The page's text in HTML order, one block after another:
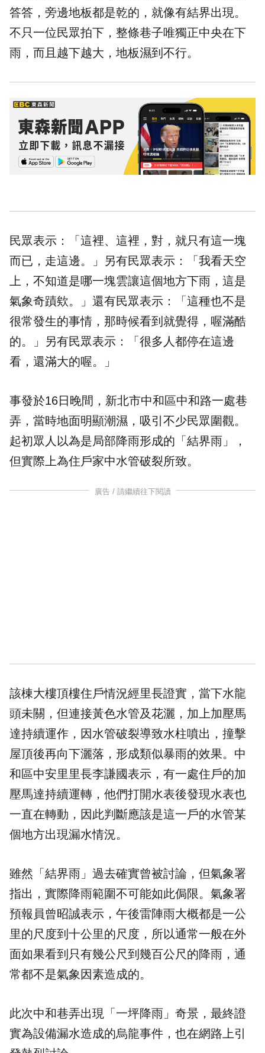
答答，旁邊地板都是乾的，就像有結界出現。
不只一位民眾拍下，整條巷子唯獨正中央在下
雨，而且越下越大，地板濕到不行。
民眾表示：「這裡、這裡，對，就只有這一塊
而已，走這邊。」另有民眾表示：「我看天空
上，不知道是哪一塊雲讓這個地方下雨，這是
氣象奇蹟欸。」還有民眾表示：「這種也不是
很常發生的事情，那時候看到就覺得，喔滿酷
的。」另有民眾表示：「很多人都停在這邊
看，還滿大的喔。」
事發於16日晚間，新北市中和區中和路一處巷
弄，當時地面明顯潮濕，吸引不少民眾圍觀。
起初眾人以為是局部降雨形成的「結界雨」，
但實際上為住戶家中水管破裂所致。
廣告 / 請繼續往下閱讀
該棟大樓頂樓住戶情況經里長證實，當下水龍
頭未關，但連接黃色水管及花灑，加上加壓馬
達持續運作，因水管破裂導致水柱噴出，撞擊
屋頂後再向下灑落，形成類似暴雨的效果。中
和區中安里里長李謙國表示，有一處住戶的加
壓馬達持續運轉，他們打開水表後發現水表也
一直在轉動，因此判斷應該是這一戶的水管某
個地方出現漏水情況。
雖然「結界雨」過去確實曾被討論，但氣象署
指出，實際降雨範圍不可能如此侷限。氣象署
預報員曾昭誠表示，午後雷陣雨大概都是一公
里的尺度到十公里的尺度，所以通常一般在外
面如果看到只有幾公尺到幾百公尺的降雨，通
常都不是氣象因素造成的。
此次中和巷弄出現「一坪降雨」奇景，最終證
實為設備漏水造成的烏龍事件，也在網路上引